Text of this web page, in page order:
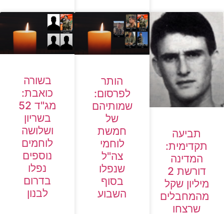
תביעה
תקדימית:
המדינה
דורשת 2
מיליון שקל
מהמחבלים
שרצחו
הותר
לפרסום:
שמותיהם
של
חמשת
לוחמי
צה"ל
שנפלו
בסוף
השבוע
בשורה
כואבת:
מג"ד 52
בשריון
ושלושה
לוחמים
נוספים
נפלו
בדרום
לבנון